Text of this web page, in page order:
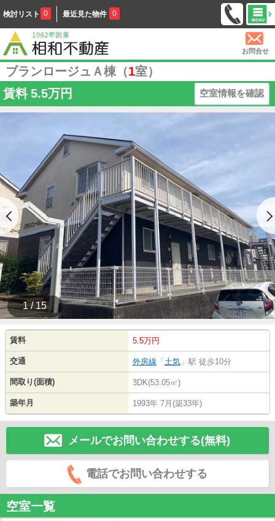
検討リスト 0 最近見た物件 0
お問合せ
ブランロージュＡ棟（1室）
賃料 5.5万円 空室情報を確認
1 / 15
賃料 5.5万円
交通 外房線 「 土気 」駅 徒歩10分
間取り(面積) 3DK(53.05㎡)
築年月 1993年 7月(築33年)
メールでお問い合わせする(無料)
電話でお問い合わせする
空室一覧